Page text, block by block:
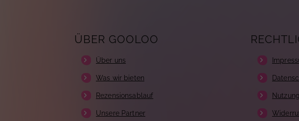
ÜBER GOOLOO
Über uns
Was wir bieten
Rezensionsablauf
Unsere Partner